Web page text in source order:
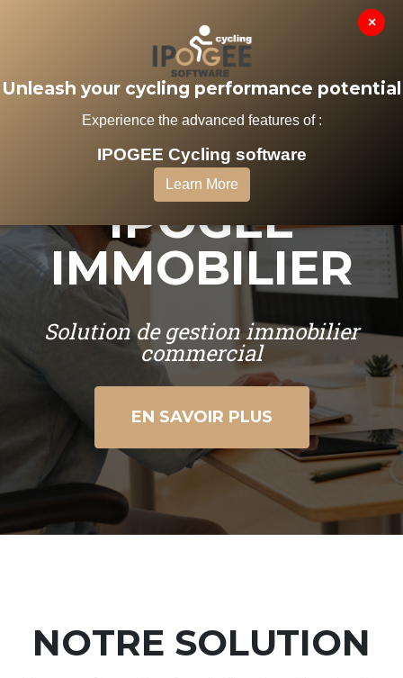
×
Unleash your cycling performance potential
Experience the advanced features of :
IPOGEE Cycling software
Learn More
MENU
LOGICIEL
IPOGEE
IMMOBILIER
Solution de gestion immobilier
commercial
EN SAVOIR PLUS
NOTRE SOLUTION